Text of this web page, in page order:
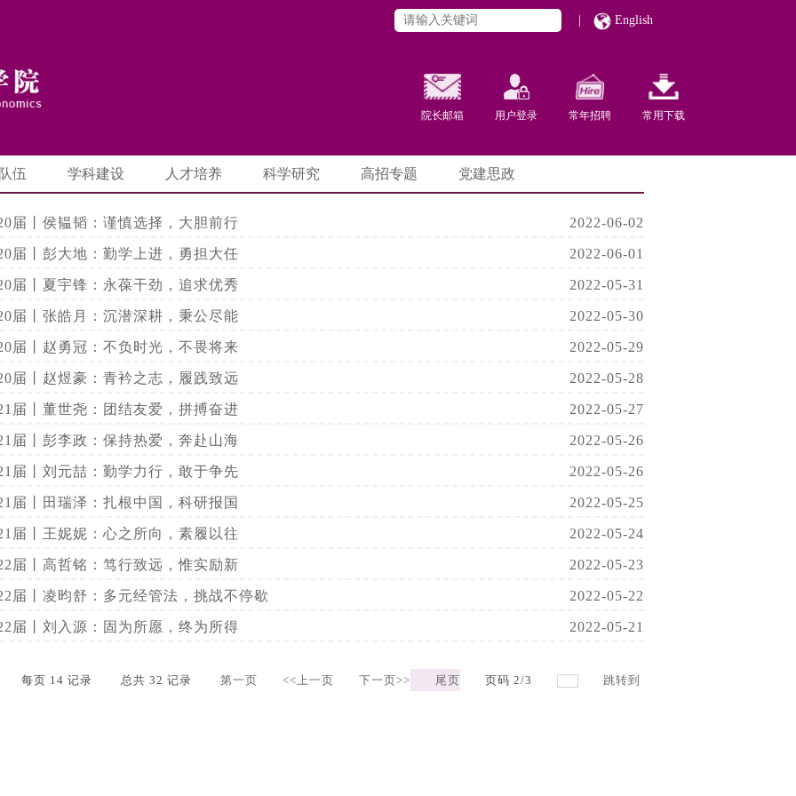
English
院长邮箱 用户登录 常年招聘 常用下载
伍 学科建设 人才培养 科学研究 高招专题 党建思政
届丨侯韫韬：谨慎选择，大胆前行 2022-06-02
届丨彭大地：勤学上进，勇担大任 2022-06-01
届丨夏宇锋：永葆干劲，追求优秀 2022-05-31
届丨张皓月：沉潜深耕，秉公尽能 2022-05-30
届丨赵勇冠：不负时光，不畏将来 2022-05-29
届丨赵煜豪：青衿之志，履践致远 2022-05-28
届丨董世尧：团结友爱，拼搏奋进 2022-05-27
届丨彭李政：保持热爱，奔赴山海 2022-05-26
届丨刘元喆：勤学力行，敢于争先 2022-05-26
届丨田瑞泽：扎根中国，科研报国 2022-05-25
届丨王妮妮：心之所向，素履以往 2022-05-24
届丨高哲铭：笃行致远，惟实励新 2022-05-23
届丨凌昀舒：多元经管法，挑战不停歇 2022-05-22
届丨刘入源：固为所愿，终为所得 2022-05-21
每页 14 记录 总共 32 记录 第一页 <<上一页 下一页>> 尾页 页码 2/3 跳转到